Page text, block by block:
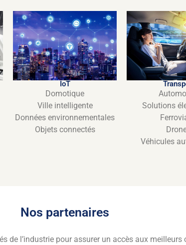
IoT
Domotique
Ville intelligente
Données environnementales
Objets connectés
Solutions
Véhicules
Nos partenaires
de l’industrie pour assurer un accès aux meilleurs